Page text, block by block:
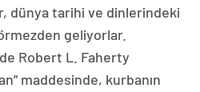
dünya tarihi ve dinlerindeki
geliyorlar.
Robert L. Faherty
maddesinde, kurbanın